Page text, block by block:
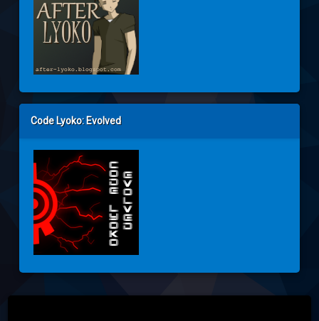
Code Lyoko: Evolved